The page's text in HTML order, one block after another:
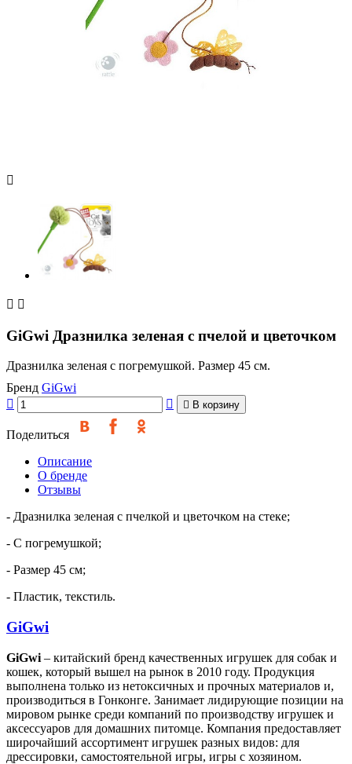

 
GiGwi Дразнилка зеленая с пчелой и цветочком
Дразнилка зеленая с погремушкой. Размер 45 см.
Бренд GiGwi

  В корзину
Поделиться
Описание
О бренде
Отзывы
- Дразнилка зеленая с пчелкой и цветочком на стеке;
- С погремушкой;
- Размер 45 см;
- Пластик, текстиль.
GiGwi
GiGwi – китайский бренд качественных игрушек для собак и
кошек, который вышел на рынок в 2010 году. Продукция
выполнена только из нетоксичных и прочных материалов и,
производиться в Гонконге. Занимает лидирующие позиции на
мировом рынке среди компаний по производству игрушек и
аксессуаров для домашних питомце. Компания предоставляет
широчайший ассортимент игрушек разных видов: для
дрессировки, самостоятельной игры, игры с хозяином.